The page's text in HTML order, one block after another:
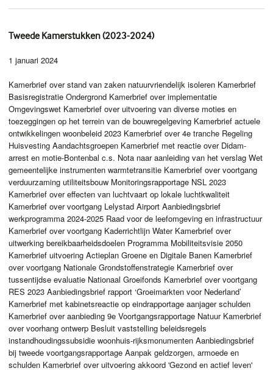
Tweede Kamerstukken (2023-2024)
1 januari 2024
Kamerbrief over stand van zaken natuurvriendelijk isoleren Kamerbrief
Basisregistratie Ondergrond Kamerbrief over implementatie
Omgevingswet Kamerbrief over uitvoering van diverse moties en
toezeggingen op het terrein van de bouwregelgeving Kamerbrief actuele
ontwikkelingen woonbeleid 2023 Kamerbrief over 4e tranche Regeling
Huisvesting Aandachtsgroepen Kamerbrief met reactie over Didam-
arrest en motie-Bontenbal c.s. Nota naar aanleiding van het verslag Wet
gemeentelijke instrumenten warmtetransitie Kamerbrief over voortgang
verduurzaming utiliteitsbouw Monitoringsrapportage NSL 2023
Kamerbrief over effecten van luchtvaart op lokale luchtkwaliteit
Kamerbrief over voortgang Lelystad Airport Aanbiedingsbrief
werkprogramma 2024-2025 Raad voor de leefomgeving en infrastructuur
Kamerbrief over voortgang Kaderrichtlijn Water Kamerbrief over
uitwerking bereikbaarheidsdoelen Programma Mobiliteitsvisie 2050
Kamerbrief uitvoering Actieplan Groene en Digitale Banen Kamerbrief
over voortgang Nationale Grondstoffenstrategie Kamerbrief over
tussentijdse evaluatie Nationaal Groeifonds Kamerbrief over voortgang
RES 2023 Aanbiedingsbrief rapport ‘Groeimarkten voor Nederland’
Kamerbrief met kabinetsreactie op eindrapportage aanjager schulden
Kamerbrief over aanbieding 9e Voortgangsrapportage Natuur Kamerbrief
over voorhang ontwerp Besluit vaststelling beleidsregels
instandhoudingssubsidie woonhuis-rijksmonumenten Aanbiedingsbrief
bij tweede voortgangsrapportage Aanpak geldzorgen, armoede en
schulden Kamerbrief over uitvoering akkoord 'Gezond en actief leven'